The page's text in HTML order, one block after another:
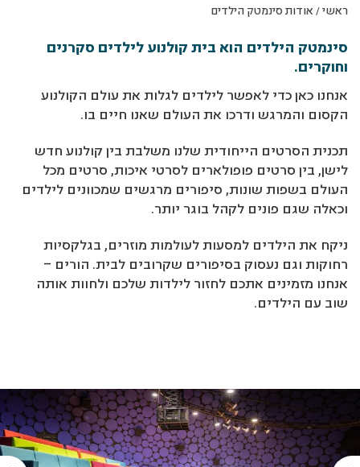
ראשי/ אודות סינמטק הילדים
סינמטק הילדים הוא בית קולנוע לילדים סקרנים
וחוקרים.
אנחנו כאן כדי לאפשר לילדים לגלות את עולם הקולנוע
הקסום והמרגש ודרכו את העולם שאנו חיים בו.
תכנית הסרטים הייחודית שלנו משלבת בין קולנוע חדש
לישן, בין סרטים פופולארים לסרטי איכות, סרטים מכל
העולם בשפות שונות, סיפורים מרגשים שמכוונים לילדים
וכאלה שגם פונים לקהל בוגר יותר.
ניקח את הילדים למסעות לעולמות מוזרים, בגלקסיות
רחוקות וגם נעסוק בסיפורים שקרובים לבית. הורים –
אנחנו מזמינים אתכם לחזור לילדות שלכם ולחוות אותה
שוב עם הילדים.